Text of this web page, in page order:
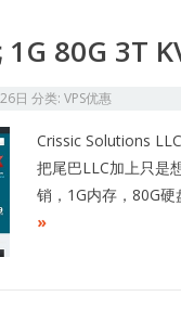
80G 3T
日 分类: VPS优惠
Crissic Solutions
把尾巴LLC加上只是
销，1G内存，80G
»